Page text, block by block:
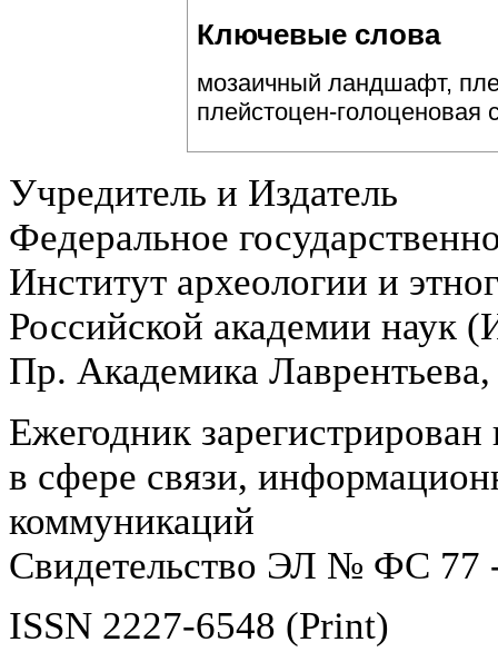
Ключевые слова
мозаичный ландшафт,
плейстоцен-голоценовая
Учредитель и Издатель
Федеральное
Институт археологии и
Российской академии
Пр. Академика
Ежегодник
в сфере связи,
коммуникаций
Свидетельство ЭЛ № ФС 77
ISSN 2227-6548 (Print)